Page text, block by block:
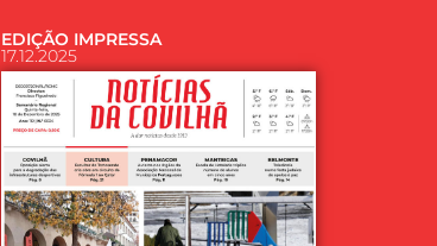
EDIÇÃO IMPRESSA
17.12.2025